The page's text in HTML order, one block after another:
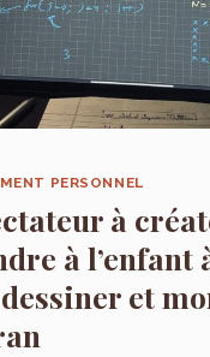
PERSONNEL
à
à l’enfant
et